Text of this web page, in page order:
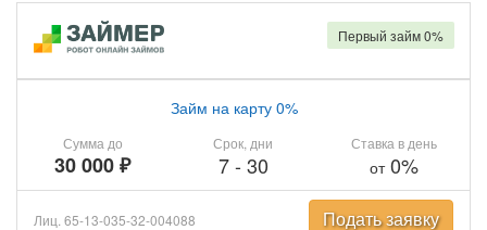
Сумма до
30 000 ₽
Займ на карту 0%
Срок, дни
7- 30
Ставка в день
от0%
Первый займ 0%
Лиц. 65-13-035-32-004088 Подать заявку